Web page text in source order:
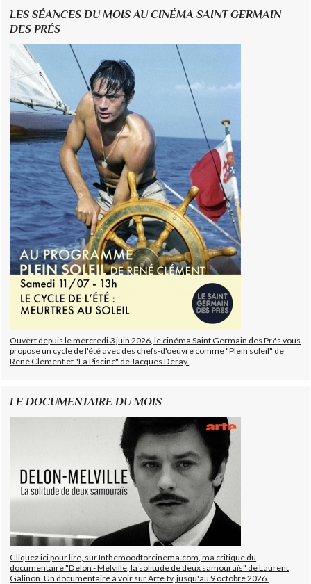
LES SÉANCES DU MOIS AU CINÉMA SAINT GERMAIN
DES PRÉS
Ouvert depuis le mercredi 3 juin 2026, le cinéma Saint Germain des Prés vous
propose un cycle de l'été avec des chefs-d'oeuvre comme "Plein soleil" de
René Clément et "La Piscine" de Jacques Deray.
LE DOCUMENTAIRE DU MOIS
Cliquez ici pour lire, sur Inthemoodforcinema.com, ma critique du
documentaire "Delon - Melville, la solitude de deux samouraïs" de Laurent
Galinon. Un documentaire à voir sur Arte.tv, jusqu'au 9 octobre 2026.